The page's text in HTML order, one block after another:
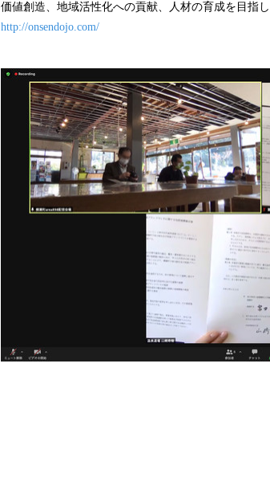
価値創造、地域活性化への貢献、人材の育成を目指し
http://onsendojo.com/